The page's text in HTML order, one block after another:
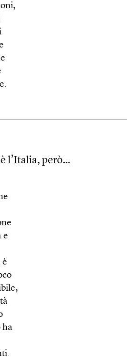
l’Italia, però…
e
è
ha